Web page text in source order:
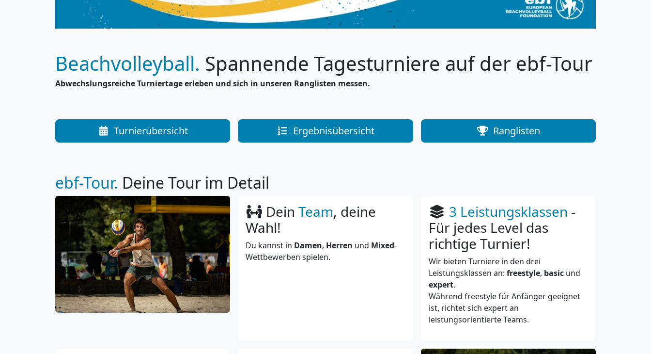
Beachvolleyball. Spannende Tagesturniere auf der ebf-Tour
Abwechslungsreiche Turniertage erleben und sich in unseren Ranglisten messen.
Turnierübersicht Ergebnisübersicht Ranglisten
ebf-Tour. Deine Tour im Detail
DeinTeam, deine
Wahl!
Du kannst in Damen, Herren und Mixed-
Wettbewerben spielen.
3 Leistungsklassen -
Für jedes Level das
richtige Turnier!
Wir bieten Turniere in den drei
Leistungsklassen an: freestyle, basicund
expert.
Während freestyle für Anfänger geeignet
ist, richtet sich expert an
leistungsorientierte Teams.